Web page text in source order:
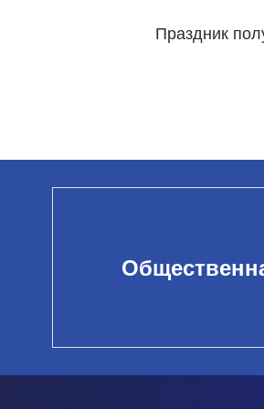
Праздник